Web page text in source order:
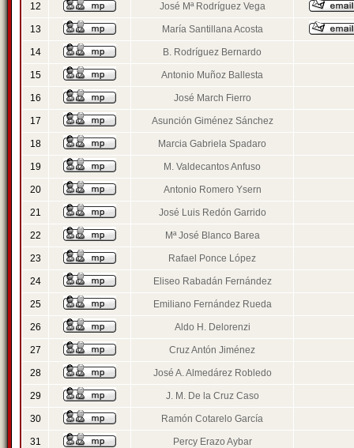
12 José Mª Rodríguez Vega
13 María Santillana Acosta
14 B. Rodríguez Bernardo
15 Antonio Muñoz Ballesta
16 José March Fierro
17 Asunción Giménez Sánchez
18 Marcia Gabriela Spadaro
19 M. Valdecantos Anfuso
20 Antonio Romero Ysern
21 José Luis Redón Garrido
22 Mª José Blanco Barea
23 Rafael Ponce López
24 Eliseo Rabadán Fernández
25 Emiliano Fernández Rueda
26 Aldo H. Delorenzi
27 Cruz Antón Jiménez
28 José A. Almedárez Robledo
29 J. M. De la Cruz Caso
30 Ramón Cotarelo García
31 Percy Erazo Aybar